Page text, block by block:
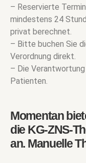
– Reservierte
mindestens 24
privat berechnet.
– Bitte buchen Sie
Verordnung direkt.
– Die
Patienten.
Momentan
die KG-ZNS-
an. Manuelle